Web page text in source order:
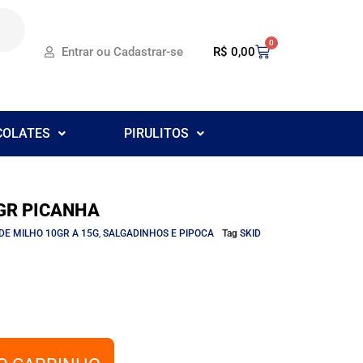
Entrar ou Cadastrar-se R$ 0,00
0
PIRULITOS
PICANHA
MILHO 10GR A 15G, SALGADINHOS E PIPOCA Tag SKID